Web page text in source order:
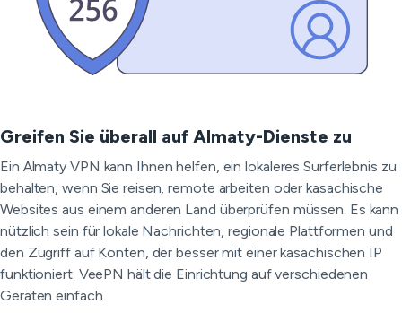
Greifen Sie überall auf Almaty-Dienste zu
Ein Almaty VPN kann Ihnen helfen, ein lokaleres Surferlebnis zu
behalten, wenn Sie reisen, remote arbeiten oder kasachische
Websites aus einem anderen Land überprüfen müssen. Es kann
nützlich sein für lokale Nachrichten, regionale Plattformen und
den Zugriff auf Konten, der besser mit einer kasachischen IP
funktioniert. VeePN hält die Einrichtung auf verschiedenen
Geräten einfach.